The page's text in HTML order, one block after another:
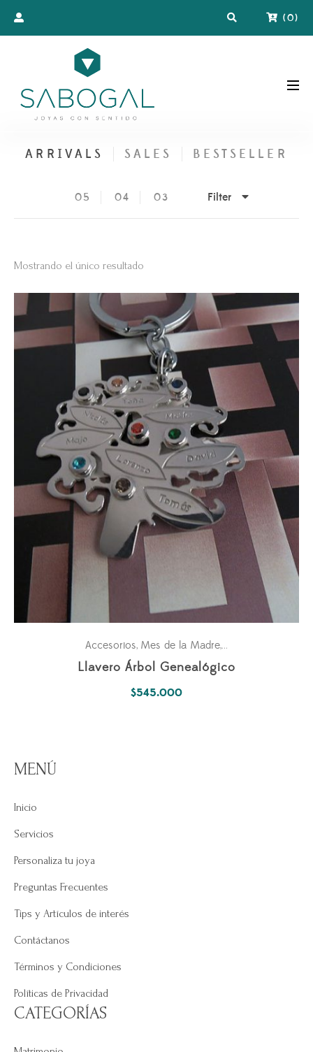
(0)
ARRIVALS SALES BESTSELLER
05 04 03 Filter
Mostrando el único resultado
Accesorios, Mes de la Madre, Pasiones
Llavero Árbol Genealógico
$545.000
MENÚ
Inicio
Servicios
Personaliza tu joya
Preguntas Frecuentes
Tips y Artículos de interés
Contáctanos
Términos y Condiciones
Políticas de Privacidad
CATEGORÍAS